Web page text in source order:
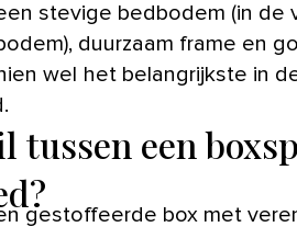
stevige bedbodem (in de
duurzaam frame en
wel het belangrijkste in
tussen een
gestoffeerde box met